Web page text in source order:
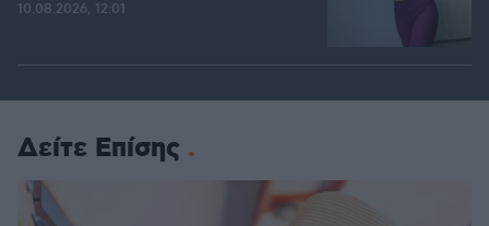
10.08.2026, 12:01
Δείτε Επίσης